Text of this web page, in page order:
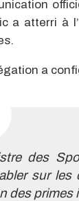
a atterri à
a
des
sur les
des primes